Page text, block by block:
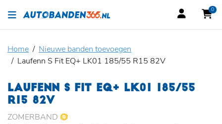
0
Home
Nieuwe banden toevoegen
Laufenn S Fit EQ+ LK01 185/55 R15 82V
LAUFENN S FIT EQ+ LK01 185/55
R15 82V
ZOMERBAND